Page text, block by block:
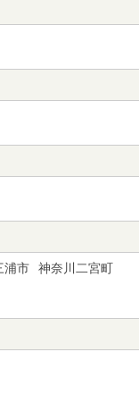
浦市
神奈川二宮町